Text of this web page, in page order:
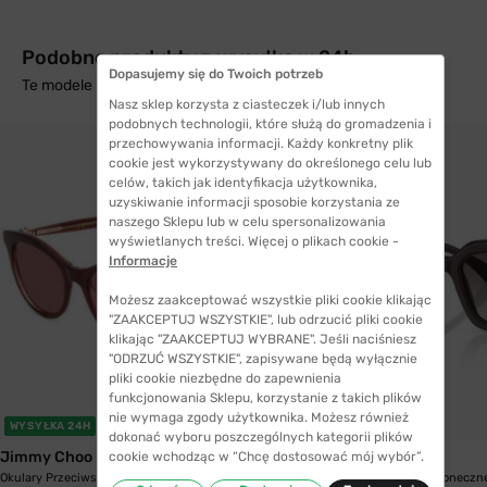
Podobne produkty z wysyłką w 24h
Te modele mogą Cię zainteresować
WYSYŁKA 24H
Jimmy Choo
Okulary Przeciwsłoneczne Jimmy Choo ANNABETH...
WYSYŁKA 24H
Burberry
Okulary
Dopasujemy się do Twoich potrzeb
Nasz sklep korzysta z ciasteczek i/lub innych
podobnych technologii, które służą do gromadzenia i
przechowywania informacji. Każdy konkretny plik
cookie jest wykorzystywany do określonego celu lub
celów, takich jak identyfikacja użytkownika,
uzyskiwanie informacji sposobie korzystania ze
naszego Sklepu lub w celu spersonalizowania
wyświetlanych treści. Więcej o plikach cookie -
Informacje
Możesz zaakceptować wszystkie pliki cookie klikając
"ZAAKCEPTUJ WSZYSTKIE", lub odrzucić pliki cookie
klikając "ZAAKCEPTUJ WYBRANE". Jeśli naciśniesz
"ODRZUĆ WSZYSTKIE", zapisywane będą wyłącznie
pliki cookie niezbędne do zapewnienia
funkcjonowania Sklepu, korzystanie z takich plików
nie wymaga zgody użytkownika. Możesz również
dokonać wyboru poszczególnych kategorii plików
cookie wchodząc w “Chcę dostosować mój wybór”.